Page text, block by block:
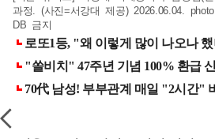
과정. (사진=서강대 제공) 2026.06.04.
DB 금지